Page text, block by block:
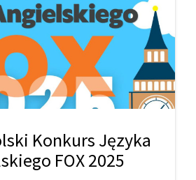
Konkurs Języka
FOX 2025